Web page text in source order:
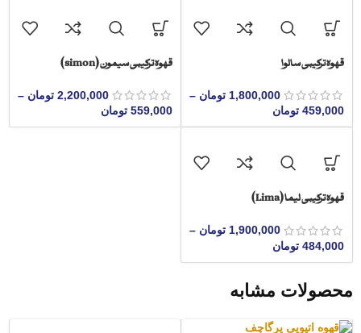
قهوه ترکیبی سالوا
1,800,000 تومان –
459,000 تومان
قهوه ترکیبی سیمون (simon)
2,200,000 تومان –
559,000 تومان
قهوه ترکیبی لیما (Lima)
1,900,000 تومان –
484,000 تومان
محصولات مشابه